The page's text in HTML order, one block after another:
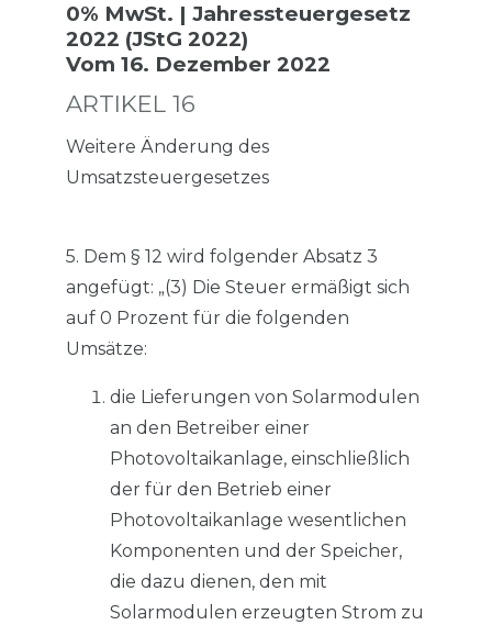
0% MwSt. | Jahressteuergesetz
2022 (JStG 2022)
Vom 16. Dezember 2022
ARTIKEL 16
Weitere Änderung des
Umsatzsteuergesetzes
5. Dem § 12 wird folgender Absatz 3
angefügt: „(3) Die Steuer ermäßigt sich
auf 0 Prozent für die folgenden
Umsätze:
die Lieferungen von Solarmodulen
an den Betreiber einer
Photovoltaikanlage, einschließlich
der für den Betrieb einer
Photovoltaikanlage wesentlichen
Komponenten und der Speicher,
die dazu dienen, den mit
Solarmodulen erzeugten Strom zu